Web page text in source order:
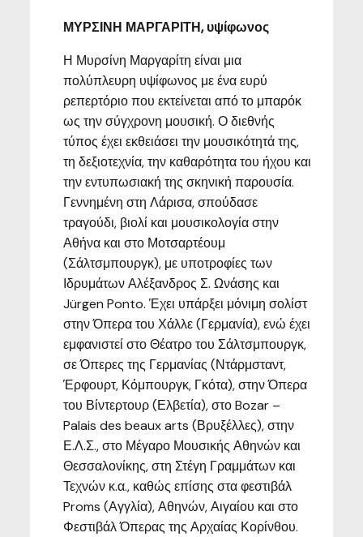
ΜΥΡΣΙΝΗ ΜΑΡΓΑΡΙΤΗ, υψίφωνος
Η Μυρσίνη Μαργαρίτη είναι μια
πολύπλευρη υψίφωνος με ένα ευρύ
ρεπερτόριο που εκτείνεται από το μπαρόκ
ως την σύγχρονη μουσική. Ο διεθνής
τύπος έχει εκθειάσει την μουσικότητά της,
τη δεξιοτεχνία, την καθαρότητα του ήχου και
την εντυπωσιακή της σκηνική παρουσία.
Γεννημένη στη Λάρισα, σπούδασε
τραγούδι, βιολί και μουσικολογία στην
Αθήνα και στο Μοτσαρτέουμ
(Σάλτσμπουργκ), με υποτροφίες των
Ιδρυμάτων Αλέξανδρος Σ. Ωνάσης και
Jürgen Ponto. Έχει υπάρξει μόνιμη σολίστ
στην Όπερα του Χάλλε (Γερμανία), ενώ έχει
εμφανιστεί στο Θέατρο του Σάλτσμπουργκ,
σε Όπερες της Γερμανίας (Ντάρμσταντ,
Έρφουρτ, Κόμπουργκ, Γκότα), στην Όπερα
του Βίντερτουρ (Ελβετία), στο Bozar –
Palais des beaux arts (Βρυξέλλες), στην
Ε.Λ.Σ., στο Μέγαρο Μουσικής Αθηνών και
Θεσσαλονίκης, στη Στέγη Γραμμάτων και
Τεχνών κ.α., καθώς επίσης στα φεστιβάλ
Proms (Αγγλία), Αθηνών, Αιγαίου και στο
Φεστιβάλ Όπερας της Αρχαίας Κορίνθου.